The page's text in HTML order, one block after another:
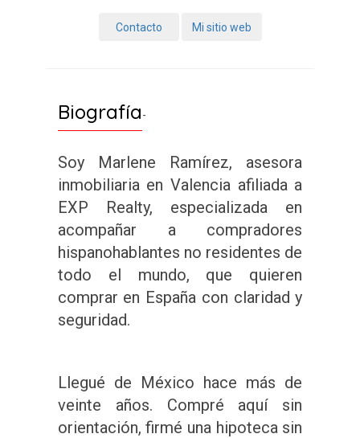
Contacto Mi sitio web
Biografía-
Soy Marlene Ramírez, asesora
inmobiliaria en Valencia afiliada a
EXP Realty, especializada en
acompañar a compradores
hispanohablantes no residentes de
todo el mundo, que quieren
comprar en España con claridad y
seguridad.
Llegué de México hace más de
veinte años. Compré aquí sin
orientación, firmé una hipoteca sin